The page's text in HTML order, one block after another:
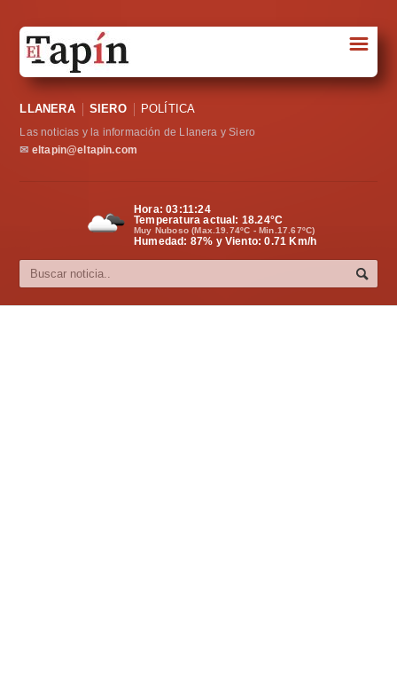
Sociedad
Política
Cultura
☰
LLANERA SIERO POLÍTICA
Las noticias y la información de Llanera y Siero
✉ eltapin@eltapin.com
Hora:03:11:25
Temperatura actual: 18.24°C
Muy Nuboso (Max.19.74ºC - Min.17.67ºC)
Humedad: 87% y Viento: 0.71 Km/h